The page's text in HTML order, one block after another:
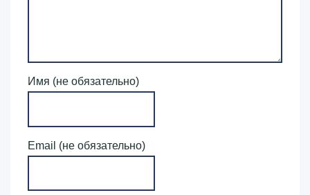
Имя (не обязательно)
Email (не обязательно)